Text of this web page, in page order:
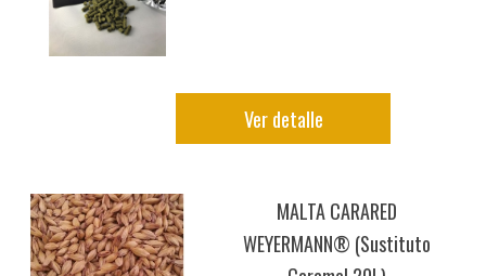
Ver detalle
MALTA CARARED
WEYERMANN® (Sustituto